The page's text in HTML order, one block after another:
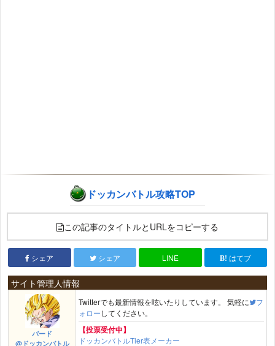
ドッカンバトル攻略TOP
この記事のタイトルとURLをコピーする
シェア シェア LINE はてブ
サイト管理人情報
バード
@ドッカンバトル
Twitterでも最新情報を呟いたりしています。 気軽に
フ
ォローしてください。
【投票受付中】
ドッカンバトルTier表メーカー